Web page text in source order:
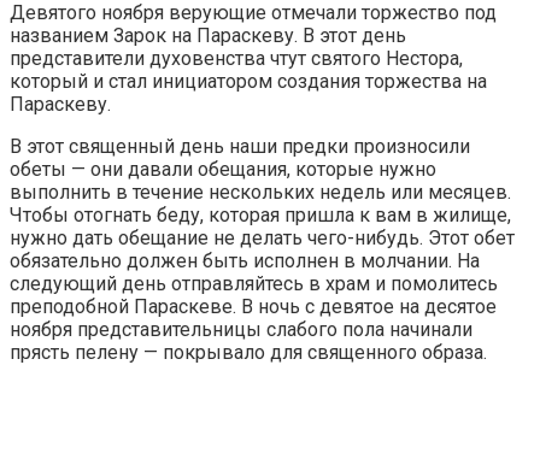
Девятого ноября верующие отмечали торжество под
названием Зарок на Параскеву. В этот день
представители духовенства чтут святого Нестора,
который и стал инициатором создания торжества на
Параскеву.
В этот священный день наши предки произносили
обеты — они давали обещания, которые нужно
выполнить в течение нескольких недель или месяцев.
Чтобы отогнать беду, которая пришла к вам в жилище,
нужно дать обещание не делать чего-нибудь. Этот обет
обязательно должен быть исполнен в молчании. На
следующий день отправляйтесь в храм и помолитесь
преподобной Параскеве. В ночь с девятое на десятое
ноября представительницы слабого пола начинали
прясть пелену — покрывало для священного образа.